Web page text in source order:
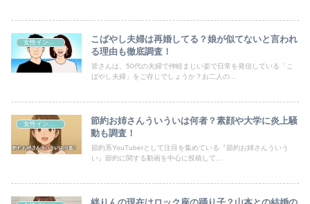
女性インフルエンサー
こばやし夫婦は再婚してる？娘が似てないと言われ
る理由も徹底調査！
皆さんは、50代の夫婦で仲睦まじい姿で日常を発信している「こ
ばやし夫婦」をご存じでしょうか？お二人の...
女性インフルエンサー
節約お姉さんういういは何者？素顔や大学に炎上騒
動も調査！
節約系YouTuberとして注目を集めている『節約お姉さんういう
い』節約に関する動画を中心に投稿して...